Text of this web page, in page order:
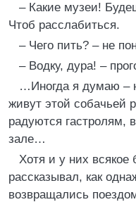
– Какие музеи!
Чтоб расслабиться.
– Чего пить? – не
– Водку, дура! –
…Иногда я думаю –
живут этой собачьей
радуются гастролям,
зале…
Хотя и у них всякое
рассказывал, как
возвращались